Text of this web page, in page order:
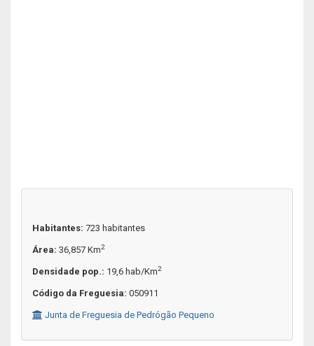
Habitantes: 723 habitantes
Área: 36,857 Km2
Densidade pop.: 19,6 hab/Km2
Código da Freguesia: 050911
Junta de Freguesia de Pedrógão Pequeno